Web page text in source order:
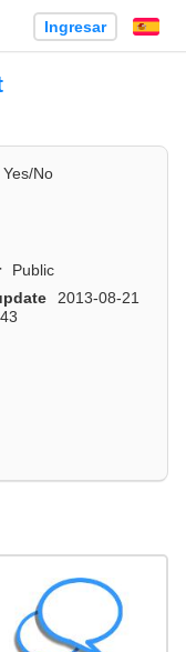
Ingresar
Yes/No
Public
2013-08-21